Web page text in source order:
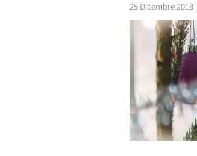
25 Dicembre 2018 |